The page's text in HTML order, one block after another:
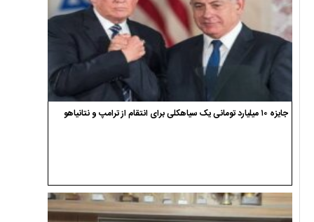
جایزه ۱۰ میلیارد تومانی یک سیاهکلی برای انتقام از ترامپ و نتانیاهو